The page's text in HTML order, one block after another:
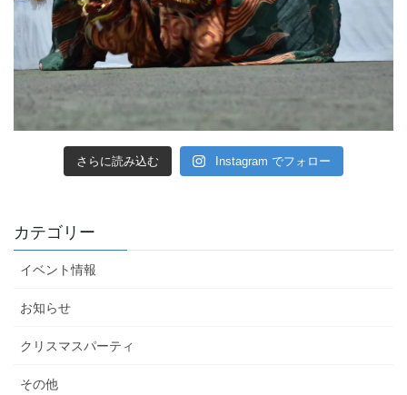
さらに読み込む Instagram でフォロー
カテゴリー
イベント情報
お知らせ
クリスマスパーティ
その他